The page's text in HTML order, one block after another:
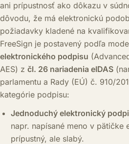
ani prípustnosť ako dôkazu v
dôvodu, že má elektronickú
požiadavky kladené na
FreeSign je postavený podľa
elektronického podpisu
AES) z čl. 26 nariadenia eIDAS
parlamentu a Rady (EÚ) č. 910/
kategórie podpisu:
Jednoduchý elektronický
napr. napísané meno v pätičke
prípustný, ale slabý.